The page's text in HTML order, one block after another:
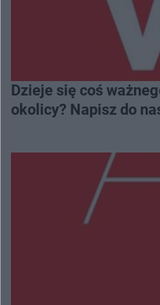
Dzieje się coś
okolicy? Napisz do